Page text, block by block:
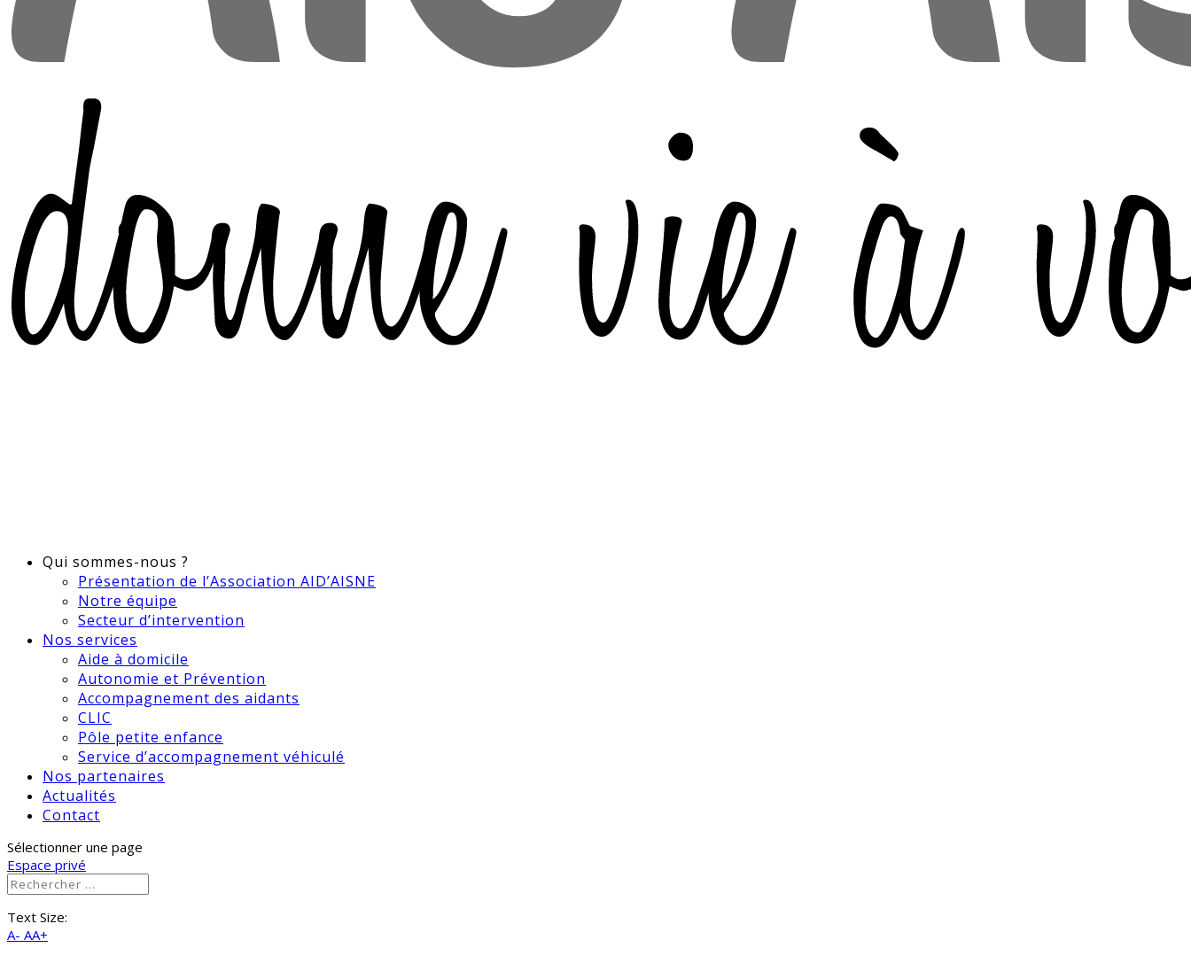
Qui sommes-nous ?
Présentation de l’Association AID’AISNE
Notre équipe
Secteur d’intervention
Nos services
Aide à domicile
Autonomie et Prévention
Accompagnement des aidants
CLIC
Pôle petite enfance
Service d’accompagnement véhiculé
Nos partenaires
Actualités
Contact
Sélectionner une page
Espace privé
Text Size:
A- AA+